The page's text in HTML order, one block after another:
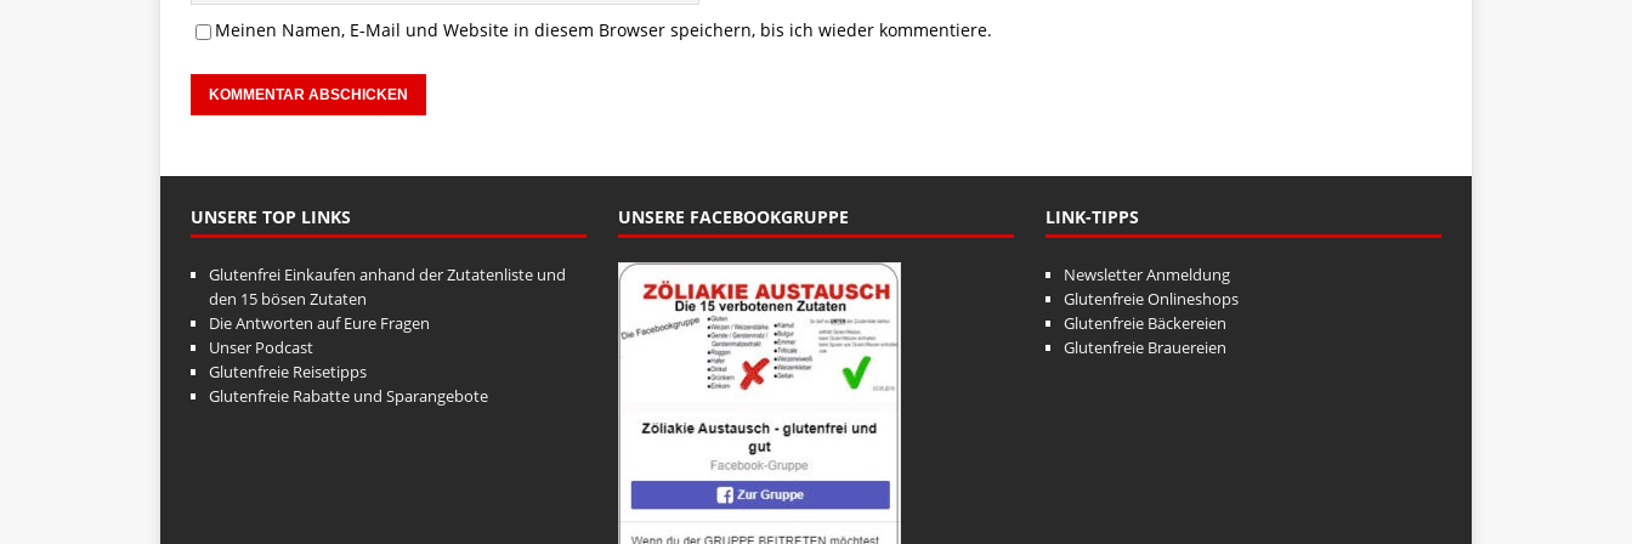
Meinen Namen, E-Mail und Website in diesem Browser speichern, bis ich wieder kommentiere.
UNSERE TOP LINKS
Glutenfrei Einkaufen anhand der Zutatenliste und
den 15 bösen Zutaten
Die Antworten auf Eure Fragen
Unser Podcast
Glutenfreie Reisetipps
Glutenfreie Rabatte und Sparangebote
UNSERE FACEBOOKGRUPPE LINK-TIPPS
Newsletter Anmeldung
Glutenfreie Onlineshops
Glutenfreie Bäckereien
Glutenfreie Brauereien